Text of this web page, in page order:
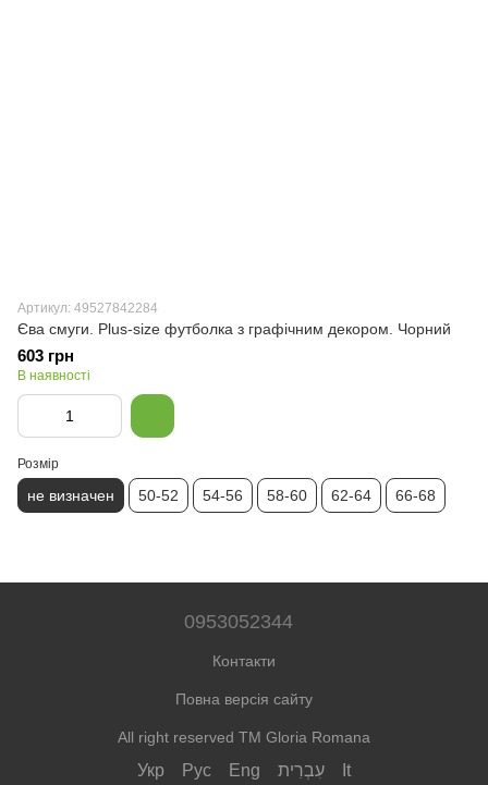
Артикул: 49527842284
Єва смуги. Plus-size футболка з графічним декором. Чорний
603 грн
В наявності
Розмір
не визначен 50-52 54-56 58-60 62-64 66-68
0953052344
Контакти
Повна версія сайту
All right reserved TM Gloria Romana
Укр Рус Eng עִבְרִית It